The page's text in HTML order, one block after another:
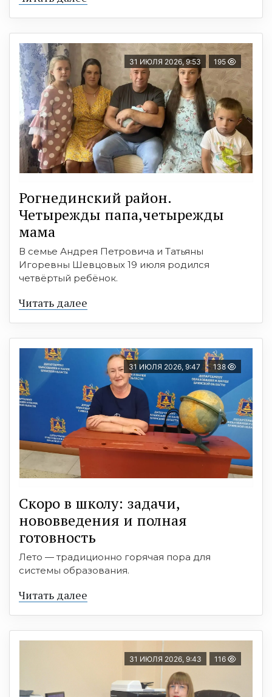
31 ИЮЛЯ 2026, 9:53 195
Рогнединский район.
Четырежды папа,четырежды
мама
В семье Андрея Петровича и Татьяны
Игоревны Шевцовых 19 июля родился
четвёртый ребёнок.
Читать далее
31 ИЮЛЯ 2026, 9:47 138
Скоро в школу: задачи,
нововведения и полная
готовность
Лето — традиционно горячая пора для
системы образования.
Читать далее
31 ИЮЛЯ 2026, 9:43 116